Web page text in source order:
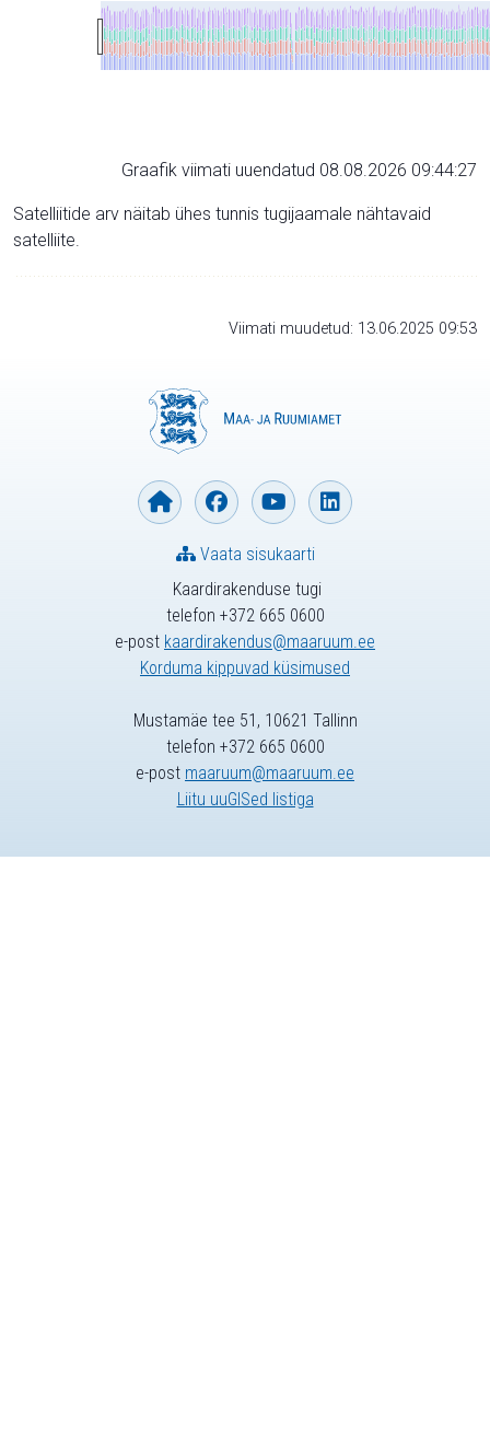
Graafik viimati uuendatud 08.08.2026 09:44:27
Satelliitide arv näitab ühes tunnis tugijaamale nähtavaid
satelliite.
Viimati muudetud: 13.06.2025 09:53
Kaardirakenduse tugi
telefon +372 665 0600
e-post kaardirakendus@maaruum.ee
Korduma kippuvad küsimused
Vaata sisukaarti
Mustamäe tee 51, 10621 Tallinn
telefon +372 665 0600
e-post maaruum@maaruum.ee
Liitu uuGISed listiga